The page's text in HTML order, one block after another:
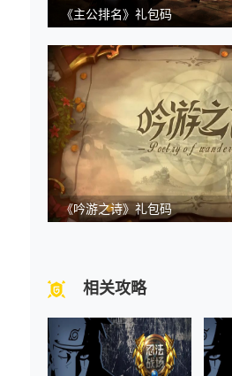
《主公排名》礼包码
《吟游之诗》礼包码
相关攻略